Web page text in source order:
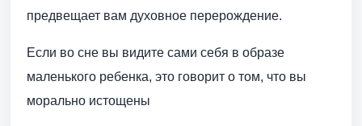
предвещает вам духовное перерождение.
Если во сне вы видите сами себя в образе
маленького ребенка, это говорит о том, что вы
морально истощены